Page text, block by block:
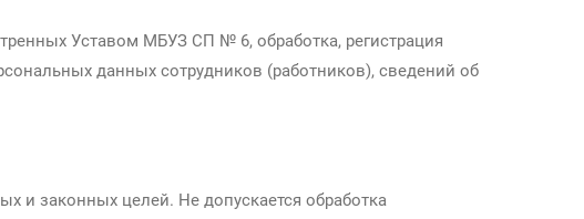
Уставом МБУЗ СП № 6, обработка, регистрация
данных сотрудников (работников), сведений об
и законных целей. Не допускается обработка